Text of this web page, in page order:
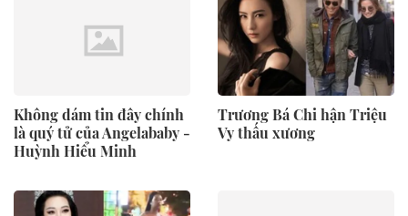
Không dám tin đây chính
là quý tử của Angelababy -
Huỳnh Hiểu Minh
Trương Bá Chi hận Triệu
Vy thấu xương